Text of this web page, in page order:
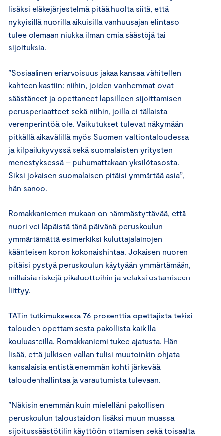
lisäksi eläkejärjestelmä pitää huolta siitä, että
nykyisillä nuorilla aikuisilla vanhuusajan elintaso
tulee olemaan niukka ilman omia säästöjä tai
sijoituksia.
”Sosiaalinen eriarvoisuus jakaa kansaa vähitellen
kahteen kastiin: niihin, joiden vanhemmat ovat
säästäneet ja opettaneet lapsilleen sijoittamisen
perusperiaatteet sekä niihin, joilla ei tällaista
verenperintöä ole. Vaikutukset tulevat näkymään
pitkällä aikavälillä myös Suomen valtiontaloudessa
ja kilpailukyvyssä sekä suomalaisten yritysten
menestyksessä – puhumattakaan yksilötasosta.
Siksi jokaisen suomalaisen pitäisi ymmärtää asia”,
hän sanoo.
Romakkaniemen mukaan on hämmästyttävää, että
nuori voi läpäistä tänä päivänä peruskoulun
ymmärtämättä esimerkiksi kuluttajalainojen
käänteisen koron kokonaishintaa. Jokaisen nuoren
pitäisi pystyä peruskoulun käytyään ymmärtämään,
millaisia riskejä pikaluottoihin ja velaksi ostamiseen
liittyy.
TATin tutkimuksessa 76 prosenttia opettajista tekisi
talouden opettamisesta pakollista kaikilla
kouluasteilla. Romakkaniemi tukee ajatusta. Hän
lisää, että julkisen vallan tulisi muutoinkin ohjata
kansalaisia entistä enemmän kohti järkevää
taloudenhallintaa ja varautumista tulevaan.
”Näkisin enemmän kuin mielelläni pakollisen
peruskoulun taloustaidon lisäksi muun muassa
sijoitussäästötilin käyttöön ottamisen sekä toisaalta